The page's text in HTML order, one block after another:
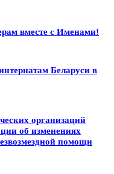
вместе с Именами!
Беларуси в
организаций
об изменениях
помощи